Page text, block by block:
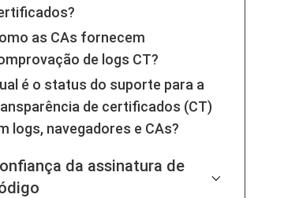
as CAs fornecem
de logs CT?
é o status do suporte para a
de certificados (CT)
logs, navegadores e CAs?
da assinatura de